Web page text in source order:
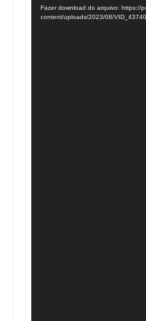
vídeo
Fazer download do arquivo: https://
content/uploads/2023/08/